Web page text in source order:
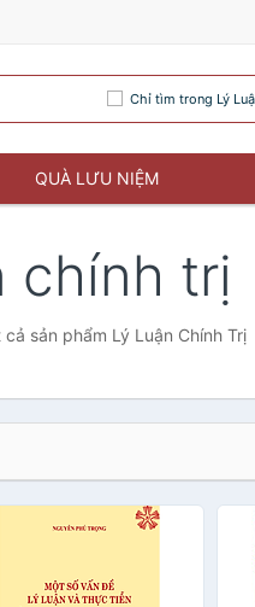
Chỉ tìm trong Lý
QUÀ LƯU NIỆM
chính trị
sản phẩm Lý Luận Chính Trị